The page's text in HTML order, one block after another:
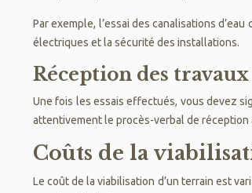
Par exemple, l’essai des canalisations
électriques et la sécurité des installations.
Réception des travaux
Une fois les essais effectués, vous devez
attentivement le procès-verbal de
Coûts de la
Le coût de la viabilisation d’un terrain est